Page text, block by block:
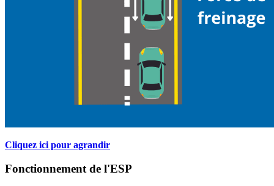
Cliquez ici pour agrandir
Fonctionnement de l'ESP